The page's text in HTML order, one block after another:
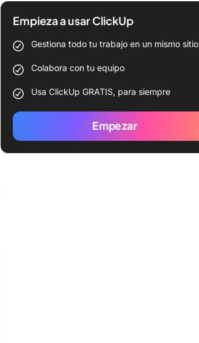
Empieza a usar ClickUp
Gestiona todo tu trabajo en un mismo sitio
Colabora con tu equipo
Usa ClickUp GRATIS, para siempre
Empezar